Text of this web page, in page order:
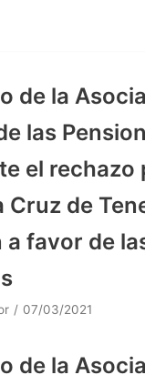
de la
las
el rechazo
Cruz de
favor de
07/03/2021
de la